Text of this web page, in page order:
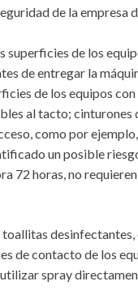
de la
superficies de los
de entregar la
de los equipos
al tacto;
como por
un posible
72 horas, no
de contacto de los
spray